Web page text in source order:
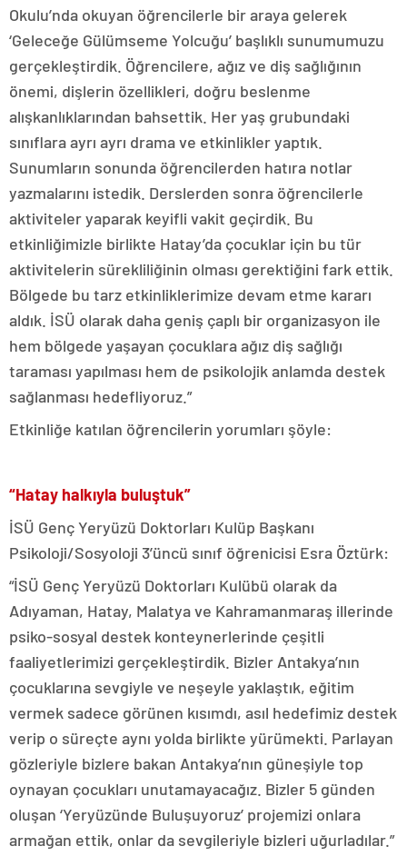
Okulu’nda okuyan öğrencilerle bir araya gelerek
‘Geleceğe Gülümseme Yolcuğu’ başlıklı sunumumuzu
gerçekleştirdik. Öğrencilere, ağız ve diş sağlığının
önemi, dişlerin özellikleri, doğru beslenme
alışkanlıklarından bahsettik. Her yaş grubundaki
sınıflara ayrı ayrı drama ve etkinlikler yaptık.
Sunumların sonunda öğrencilerden hatıra notlar
yazmalarını istedik. Derslerden sonra öğrencilerle
aktiviteler yaparak keyifli vakit geçirdik. Bu
etkinliğimizle birlikte Hatay’da çocuklar için bu tür
aktivitelerin sürekliliğinin olması gerektiğini fark ettik.
Bölgede bu tarz etkinliklerimize devam etme kararı
aldık. İSÜ olarak daha geniş çaplı bir organizasyon ile
hem bölgede yaşayan çocuklara ağız diş sağlığı
taraması yapılması hem de psikolojik anlamda destek
sağlanması hedefliyoruz.”
Etkinliğe katılan öğrencilerin yorumları şöyle:
“Hatay halkıyla buluştuk”
İSÜ Genç Yeryüzü Doktorları Kulüp Başkanı
Psikoloji/Sosyoloji 3’üncü sınıf öğrenicisi Esra Öztürk:
“İSÜ Genç Yeryüzü Doktorları Kulübü olarak da
Adıyaman, Hatay, Malatya ve Kahramanmaraş illerinde
psiko-sosyal destek konteynerlerinde çeşitli
faaliyetlerimizi gerçekleştirdik. Bizler Antakya’nın
çocuklarına sevgiyle ve neşeyle yaklaştık, eğitim
vermek sadece görünen kısımdı, asıl hedefimiz destek
verip o süreçte aynı yolda birlikte yürümekti. Parlayan
gözleriyle bizlere bakan Antakya’nın güneşiyle top
oynayan çocukları unutamayacağız. Bizler 5 günden
oluşan ‘Yeryüzünde Buluşuyoruz’ projemizi onlara
armağan ettik, onlar da sevgileriyle bizleri uğurladılar.”